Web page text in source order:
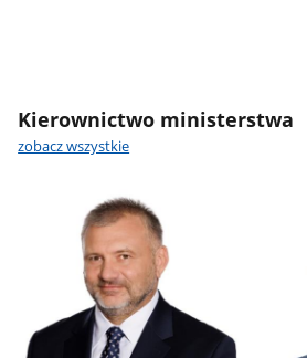
Kierownictwo ministerstwa
zobacz wszystkie